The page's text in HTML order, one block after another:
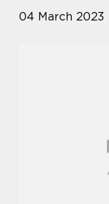
04 March 2023